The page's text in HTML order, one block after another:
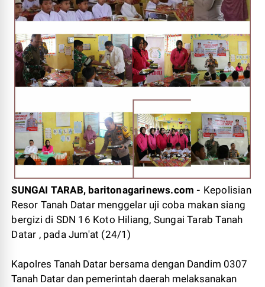
SUNGAI TARAB, baritonagarinews.com - Kepolisian
Resor Tanah Datar menggelar uji coba makan siang
bergizi di SDN 16 Koto Hiliang, Sungai Tarab Tanah
Datar , pada Jum'at (24/1)
Kapolres Tanah Datar bersama dengan Dandim 0307
Tanah Datar dan pemerintah daerah melaksanakan